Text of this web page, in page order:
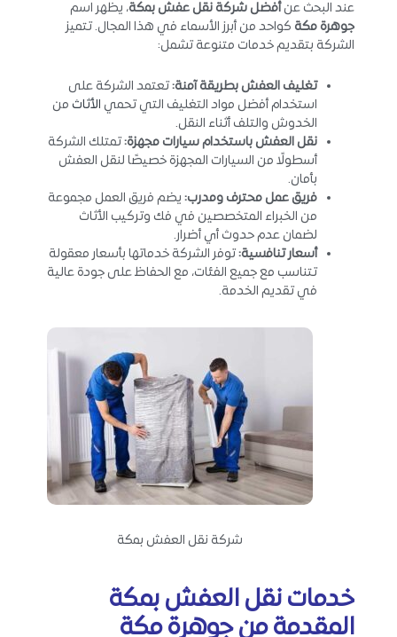
عند البحث عنأفضل شركة نقل عفش بمكة، يظهر اسم
جوهرة مكة كواحد من أبرز الأسماء في هذا المجال. تتميز
الشركة بتقديم خدمات متنوعة تشمل:
تغليف العفش بطريقة آمنة:تعتمد الشركة على
استخدام أفضل مواد التغليف التي تحمي الأثاث من
الخدوش والتلف أثناء النقل.
نقل العفش باستخدام سيارات مجهزة:تمتلك الشركة
أسطولًا من السيارات المجهزة خصيصًا لنقل العفش
بأمان.
فريق عمل محترف ومدرب: يضم فريق العمل مجموعة
من الخبراء المتخصصين في فك وتركيب الأثاث
لضمان عدم حدوث أي أضرار.
أسعار تنافسية:توفر الشركة خدماتها بأسعار معقولة
تتناسب مع جميع الفئات، مع الحفاظ على جودة عالية
في تقديم الخدمة.
شركة نقل العفش بمكة
خدمات نقل العفش بمكة
المقدمة من جوهرة مكة